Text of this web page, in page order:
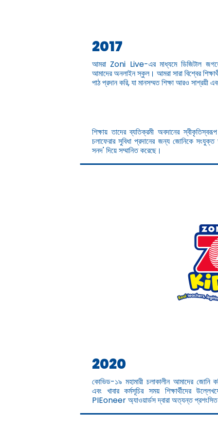
2017
আমরা Zoni Live-এর মাধ্যমে ডিজিটাল
আমাদের অনলাইন স্কুল। আমরা সারা বিশ্বের
পাঠ প্রদান করি, যা মানসম্মত শিক্ষা আরও সাশ্রয়ী
শিক্ষায় তাদের ব্যতিক্রমী অবদানের স্বীকৃতিস্বরূপ
চলাফেরার সুবিধা প্রদানের জন্য জোনিকে
সনদ' দিয়ে সম্মানিত করেছে।
2020
কোভিড-১৯ মহামারী চলাকালীন আমাদের জোনি
এবং খাবার কর্মসূচির সময় শিক্ষার্থীদের
PIEoneer অ্যাওয়ার্ডস দ্বারা অত্যন্ত প্রশংসিত